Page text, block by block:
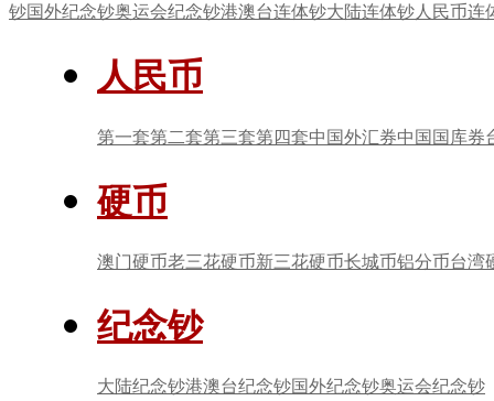
钞国外纪念钞奥运会纪念钞港澳台连体钞大陆连体钞 人民币连
人民币
第一套第二套第三套第四套中国外汇券中国国库券
硬币
澳门硬币老三花硬币新三花硬币长城币铝分币台湾
纪念钞
大陆纪念钞港澳台纪念钞国外纪念钞奥运会纪念钞